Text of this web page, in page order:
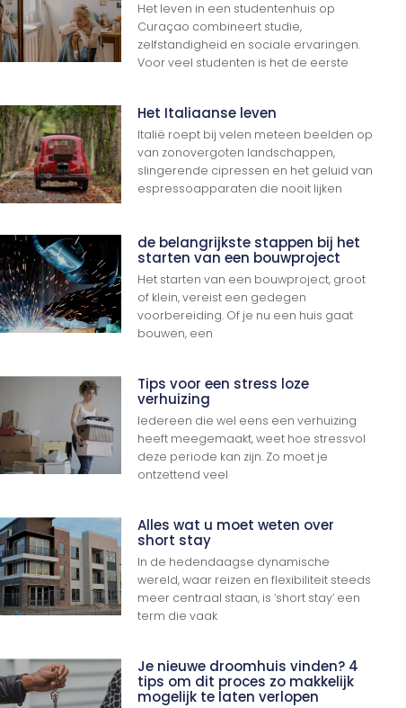
Het leven in een studentenhuis op
Curaçao combineert studie,
zelfstandigheid en sociale ervaringen.
Voor veel studenten is het de eerste
Het Italiaanse leven
Italië roept bij velen meteen beelden op
van zonovergoten landschappen,
slingerende cipressen en het geluid van
espressoapparaten die nooit lijken
de belangrijkste stappen bij het
starten van een bouwproject
Het starten van een bouwproject, groot
of klein, vereist een gedegen
voorbereiding. Of je nu een huis gaat
bouwen, een
Tips voor een stress loze
verhuizing
Iedereen die wel eens een verhuizing
heeft meegemaakt, weet hoe stressvol
deze periode kan zijn. Zo moet je
ontzettend veel
Alles wat u moet weten over
short stay
In de hedendaagse dynamische
wereld, waar reizen en flexibiliteit steeds
meer centraal staan, is ‘short stay’ een
term die vaak
Je nieuwe droomhuis vinden? 4
tips om dit proces zo makkelijk
mogelijk te laten verlopen